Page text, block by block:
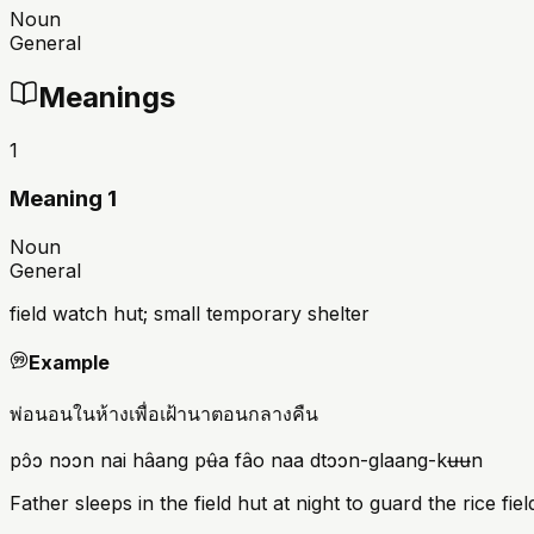
Noun
General
Meanings
1
Meaning 1
Noun
General
field watch hut; small temporary shelter
Example
พ่อนอนในห้างเพื่อเฝ้านาตอนกลางคืน
pɔ̂ɔ nɔɔn nai hâang pʉ̂a fâo naa dtɔɔn-glaang-kʉʉn
Father sleeps in the field hut at night to guard the rice